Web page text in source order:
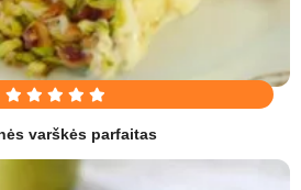
varškės parfaitas